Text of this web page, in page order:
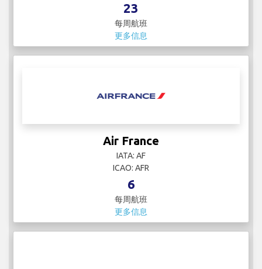
23
每周航班
更多信息
Air France
IATA: AF
ICAO: AFR
6
每周航班
更多信息